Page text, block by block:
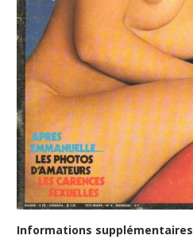
Informations supplémentaires